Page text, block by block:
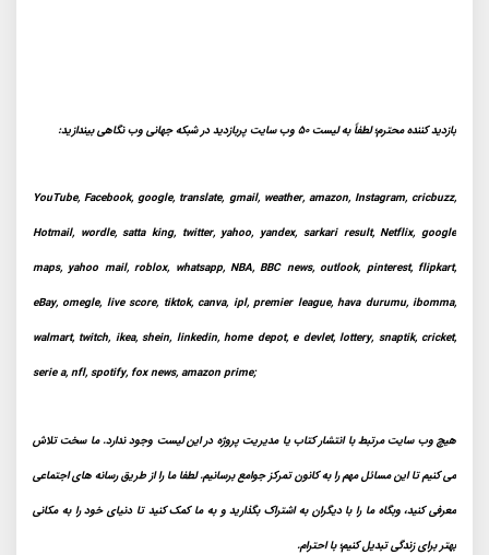
بازدید کننده محترم؛ لطفاً به لیست 50 وب سایت پربازدید در شبکه جهانی وب نگاهی بیندازید:
YouTube, Facebook, google, translate, gmail, weather, amazon, Instagram, cricbuzz,
Hotmail, wordle, satta king, twitter, yahoo, yandex, sarkari result, Netflix, google
maps, yahoo mail, roblox, whatsapp, NBA, BBC news, outlook, pinterest, flipkart,
eBay, omegle, live score, tiktok, canva, ipl, premier league, hava durumu, ibomma,
walmart, twitch, ikea, shein, linkedin, home depot, e devlet, lottery, snaptik, cricket,
serie a, nfl, spotify, fox news, amazon prime;
هیچ وب سایت مرتبط با انتشار کتاب یا مدیریت پروژه در این لیست وجود ندارد. ما سخت تلاش
می کنیم تا این مسائل مهم را به کانون تمرکز جوامع برسانیم. لطفا ما را از طریق رسانه های اجتماعی
معرفی کنید، وبگاه ما را با دیگران به اشتراک بگذارید و به ما کمک کنید تا دنیای خود را به مکانی
بهتر برای زندگی تبدیل کنیم؛ با احترام.